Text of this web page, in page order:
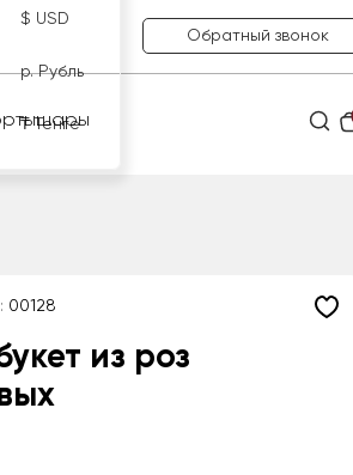
$ USD
р. Рубль
₸ Тенге
Обратный звонок
шары
00128
из роз